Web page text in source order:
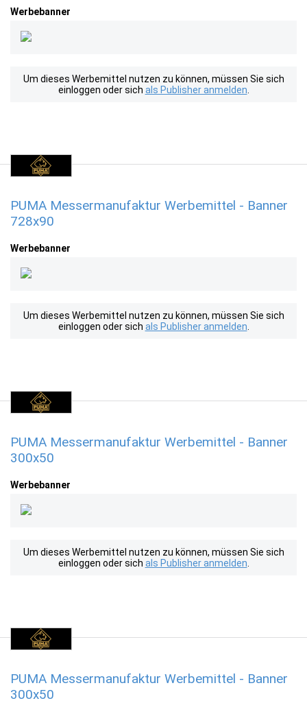
Werbebanner
Um dieses Werbemittel nutzen zu können, müssen Sie sich
einloggen oder sich als Publisher anmelden
PUMA Messermanufaktur Werbemittel - Banner
728x90
Werbebanner
Um dieses Werbemittel nutzen zu können, müssen Sie sich
einloggen oder sich als Publisher anmelden
PUMA Messermanufaktur Werbemittel - Banner
300x50
Werbebanner
Um dieses Werbemittel nutzen zu können, müssen Sie sich
einloggen oder sich als Publisher anmelden
PUMA Messermanufaktur Werbemittel - Banner
300x50